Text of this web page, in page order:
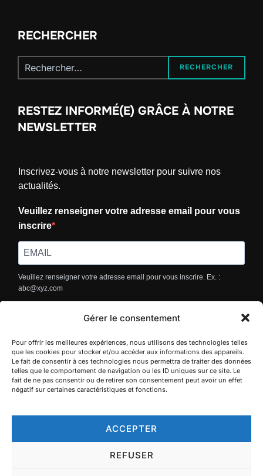
Gérer le consentement
Pour offrir les meilleures expériences, nous utilisons des technologies telles
que les cookies pour stocker et/ou accéder aux informations des appareils.
Le fait de consentir à ces technologies nous permettra de traiter des données
telles que le comportement de navigation ou les ID uniques sur ce site. Le
fait de ne pas consentir ou de retirer son consentement peut avoir un effet
négatif sur certaines caractéristiques et fonctions.
ACCEPTER
REFUSER
RECHERCHER
pour :
RECHERCHER
RESTEZ INFORMÉ(E) GRÂCE À NOTRE
NEWSLETTER
Inscrivez-vous à notre newsletter pour suivre nos
actualités.
Veuillez renseigner votre adresse email pour vous
inscrire
Veuillez renseigner votre adresse email pour vous inscrire. Ex. :
abc@xyz.com
S'INSCRIRE
Copyright © 2026 Villa Jema